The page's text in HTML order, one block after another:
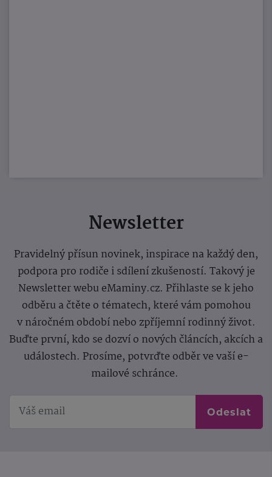
Newsletter
Pravidelný přísun novinek, inspirace na každý den,
podpora pro rodiče i sdílení zkušeností. Takový je
Newsletter webu eMaminy.cz. Přihlaste se k jeho
odběru a čtěte o tématech, které vám pomohou
v náročném období nebo zpříjemní rodinný život.
Buďte první, kdo se dozví o nových článcích, akcích a
událostech. Prosíme, potvrďte odběr ve vaší e-
mailové schránce.
Odeslat